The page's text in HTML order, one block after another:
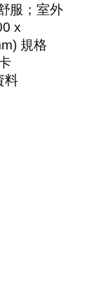
服；室外
x
規格
料